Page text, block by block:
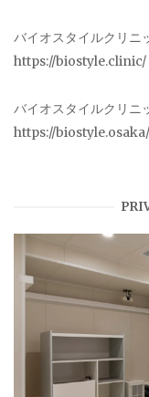
バイオスタイルクリニ
https://biostyle.clinic/
バイオスタイルクリニ
https://biostyle.osaka/